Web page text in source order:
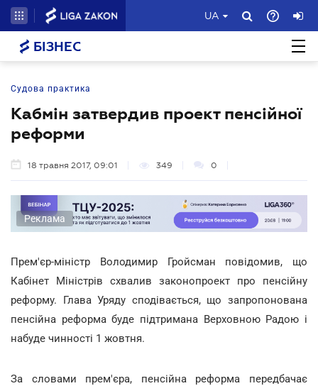
UA
БІЗНЕС
Судова практика
Кабмін затвердив проект пенсійної
реформи
18 травня 2017, 09:01 349 0
Реклама
Прем'єр-міністр Володимир Гройсман повідомив, що
Кабінет Міністрів схвалив законопроект про пенсійну
реформу. Глава Уряду сподівається, що запропонована
пенсійна реформа буде підтримана Верховною Радою і
набуде чинності 1 жовтня.
За словами прем'єра, пенсійна реформа передбачає